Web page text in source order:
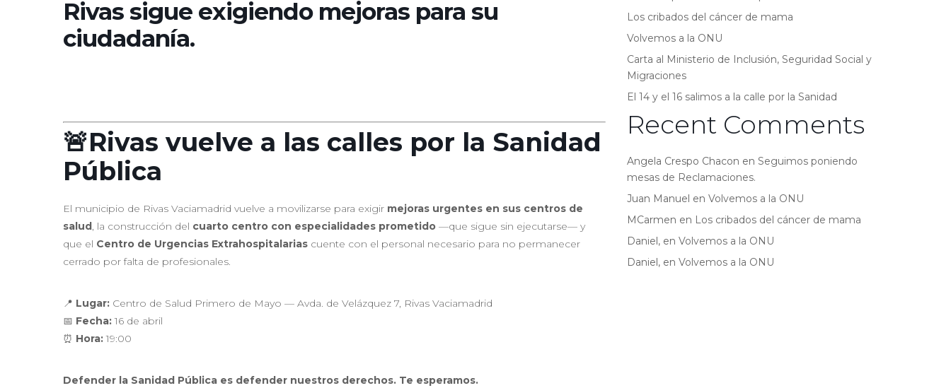
Rivas sigue exigiendo mejoras para su
ciudadanía.
🚨Rivas vuelve a las calles por la Sanidad
Pública
El municipio de Rivas Vaciamadrid vuelve a movilizarse para exigir mejoras urgentes en sus centros de
salud, la construcción del cuarto centro con especialidades prometido —que sigue sin ejecutarse— y
que el Centro de Urgencias Extrahospitalarias cuente con el personal necesario para no permanecer
cerrado por falta de profesionales.
📍 Lugar: Centro de Salud Primero de Mayo — Avda. de Velázquez 7, Rivas Vaciamadrid
📅 Fecha:16 de abril
⏰ Hora:19:00
Defender la Sanidad Pública es defender nuestros derechos. Te esperamos.
Los cribados del cáncer de mama
Volvemos a la ONU
Carta al Ministerio de Inclusión, Seguridad Social y
Migraciones
El 14 y el 16 salimos a la calle por la Sanidad
Recent Comments
Angela Crespo Chacon enSeguimos poniendo
mesas de Reclamaciones.
Juan Manuel enVolvemos a la ONU
MCarmen en Los cribados del cáncer de mama
Daniel, enVolvemos a la ONU
Daniel, enVolvemos a la ONU